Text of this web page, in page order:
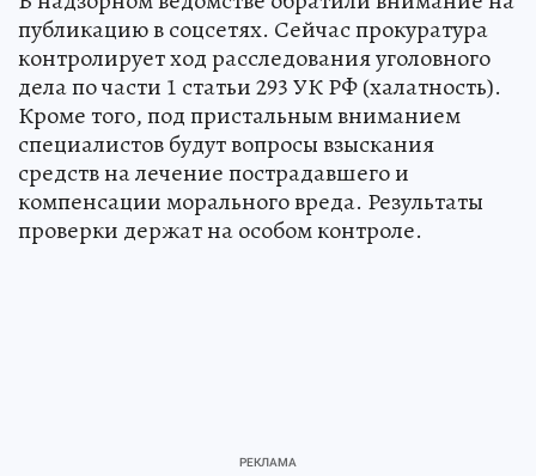
публикацию в соцсетях. Сейчас прокуратура
контролирует ход расследования уголовного
дела по части 1 статьи 293 УК РФ (халатность).
Кроме того, под пристальным вниманием
специалистов будут вопросы взыскания
средств на лечение пострадавшего и
компенсации морального вреда. Результаты
проверки держат на особом контроле.